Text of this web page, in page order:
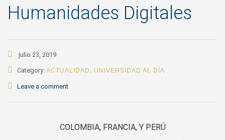
Humanidades Digitales
julio 23, 2019
Category: ACTUALIDAD , UNIVERSIDAD AL DÍA
Leave a comment
COLOMBIA, FRANCIA, Y PERÚ